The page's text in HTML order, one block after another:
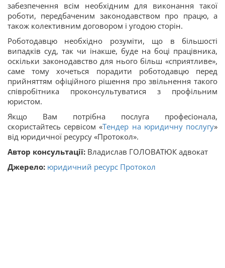
забезпечення всім необхідним для виконання такої
роботи, передбаченим законодавством про працю, а
також колективним договором і угодою сторін.
Роботодавцю необхідно розуміти, що в більшості
випадків суд, так чи інакше, буде на боці працівника,
оскільки законодавство для нього більш «сприятливе»,
саме тому хочеться порадити роботодавцю перед
прийняттям офіційного рішення про звільнення такого
співробітника проконсультуватися з профільним
юристом.
Якщо Вам потрібна послуга професіонала,
скористайтесь сервісом «Тендер на юридичну послугу»
від юридичної ресурсу «Протокол».
Автор консультації: Владислав ГОЛОВАТЮК адвокат
Джерело: юридичний ресурс Протокол